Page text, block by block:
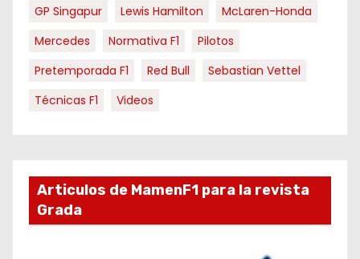
GP Singapur
Lewis Hamilton
McLaren-Honda
Mercedes
Normativa F1
Pilotos
Pretemporada F1
Red Bull
Sebastian Vettel
Técnicas F1
Videos
Articulos de MamenF1 para la revista
Grada